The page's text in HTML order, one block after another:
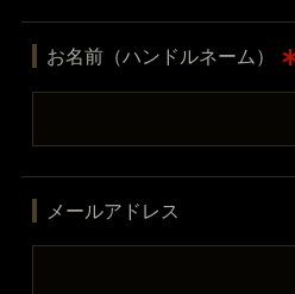
お名前（ハンドルネーム）
メールアドレス